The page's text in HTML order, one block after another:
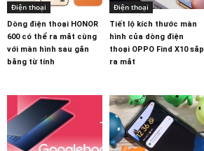
Điện thoại
Dòng điện thoại HONOR
600 có thể ra mắt cùng
với màn hình sau gắn
bằng từ tính
Điện thoại
Tiết lộ kích thước màn
hình của dòng điện
thoại OPPO Find X10 sắp
ra mắt